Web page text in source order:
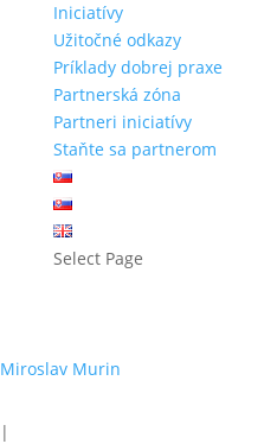
Iniciatívy
Užitočné odkazy
Príklady dobrej praxe
Partnerská zóna
Partneri iniciatívy
Staňte sa partnerom
Select Page
Miroslav Murin
|